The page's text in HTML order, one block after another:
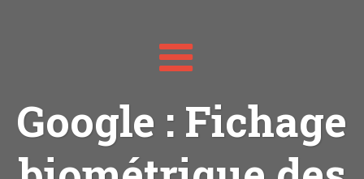
Toggle
navigation
Google : Fichage